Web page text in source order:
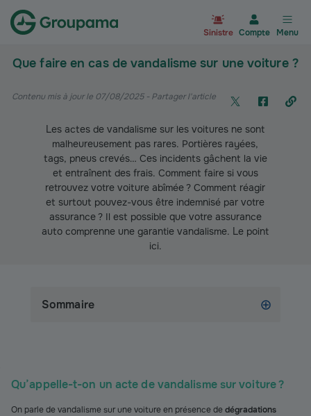
Sinistre Compte Menu
Que faire en cas de vandalisme sur une voiture ?
Contenu mis à jour le 07/08/2025- Partager l'article
Les actes de vandalisme sur les voitures ne sont
malheureusement pas rares. Portières rayées,
tags, pneus crevés… Ces incidents gâchent la vie
et entraînent des frais. Comment faire si vous
retrouvez votre voiture abîmée ? Comment réagir
et surtout pouvez-vous être indemnisé par votre
assurance ? Il est possible que votre assurance
auto comprenne une garantie vandalisme. Le point
ici.
Sommaire
Qu’appelle-t-on un acte de vandalisme sur voiture ?
On parle de vandalisme sur une voiture en présence dedégradations